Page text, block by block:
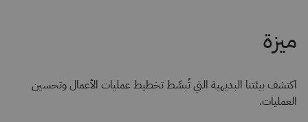
اكتشف بيئتنا البديهية التي تُبسِّط تخطيط عمليات الأعمال وتحسين
العمليات.